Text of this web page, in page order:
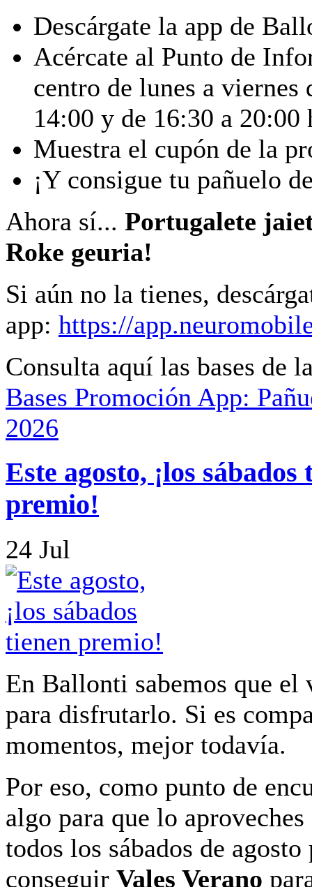
Descárgate la app de
Acércate al Punto de
centro de lunes a viernes
14:00 y de 16:30 a 20:00
Muestra el cupón de la
¡Y consigue tu pañuelo
Ahora sí... Portugalete
Roke geuria!
Si aún no la tienes,
app: https://
Consulta aquí las bases de
Bases Promoción App:
2026
Este agosto, ¡los sábados
premio!
24 Jul
En Ballonti sabemos que el
para disfrutarlo. Si es
momentos, mejor todavía.
Por eso, como punto de
algo para que lo
todos los sábados de agosto
conseguir Vales Verano